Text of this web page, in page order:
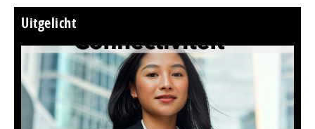
Uitgelicht